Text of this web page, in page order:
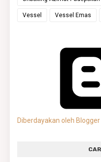
Vessel Vessel Emas
Diberdayakan oleh Blogger